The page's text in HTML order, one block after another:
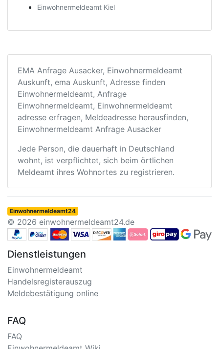
Einwohnermeldeamt Kiel
EMA Anfrage Ausacker, Einwohnermeldeamt
Auskunft, ema Auskunft, Adresse finden
Einwohnermeldeamt, Anfrage
Einwohnermeldeamt, Einwohnermeldeamt
adresse erfragen, Meldeadresse herausfinden,
Einwohnermeldeamt Anfrage Ausacker
Jede Person, die dauerhaft in Deutschland
wohnt, ist verpflichtet, sich beim örtlichen
Meldeamt ihres Wohnortes zu registrieren.
Einwohnermeldeamt24
© 2026 einwohnermeldeamt24.de
Dienstleistungen
Einwohnermeldeamt
Handelsregisterauszug
Meldebestätigung online
FAQ
FAQ